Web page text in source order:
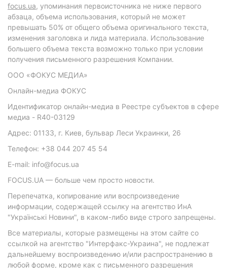
focus.ua, упоминания первоисточника не ниже первого
абзаца, объема использования, который не может
превышать 50% от общего объема оригинального текста,
изменения заголовка и лида материала. Использование
большего объема текста возможно только при условии
получения письменного разрешения Компании.
ООО «ФОКУС МЕДИА»
Онлайн-медиа ФОКУС
Идентификатор онлайн-медиа в Реестре субъектов в сфере
медиа - R40-03129
Адрес: 01133, г. Киев, бульвар Леси Украинки, 26
Телефон: +38 044 207 45 54
E-mail: info@focus.ua
FOCUS.UA — больше чем просто новости.
Перепечатка, копирование или воспроизведение
информации, содержащей ссылку на агентство ИнА
"Українські Новини", в каком-либо виде строго запрещены.
Все материалы, которые размещены на этом сайте со
ссылкой на агентство "Интерфакс-Украина", не подлежат
дальнейшему воспроизведению и/или распространению в
любой форме, кроме как с письменного разрешения